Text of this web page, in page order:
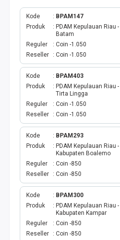
DATA AXIS
DATA TRI
DATA INDOSAT
DATA XL
DATA BY.U
TOP UP GAME
VOUCHER GAME
VOUCHER AXIS
VOUCHER TRI
TELKOMSEL VOUCHER
Kode
BPAM147
Produk
PDAM Kepulauan Riau
Batam
Reguler
Coin -1.050
Reseller
Coin -1.050
Kode
BPAM403
Produk
PDAM Kepulauan Riau
Tirta Lingga
Reguler
Coin -1.050
Reseller
Coin -1.050
Kode
BPAM293
Produk
PDAM Kepulauan Riau
Kabupaten Boalemo
Reguler
Coin -850
Reseller
Coin -850
Kode
BPAM300
Produk
PDAM Kepulauan Riau
Kabupaten Kampar
Reguler
Coin -850
Reseller
Coin -850